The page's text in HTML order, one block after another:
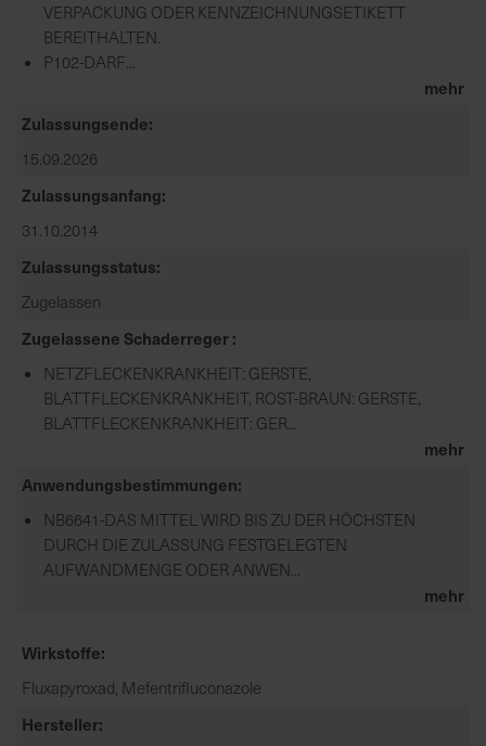
VERPACKUNG ODER KENNZEICHNUNGSETIKETT
BEREITHALTEN.
P102-DARF...
mehr
Zulassungsende
15.09.2026
Zulassungsanfang
31.10.2014
Zulassungsstatus
Zugelassen
Zugelassene Schaderreger
NETZFLECKENKRANKHEIT: GERSTE,
BLATTFLECKENKRANKHEIT, ROST-BRAUN: GERSTE,
BLATTFLECKENKRANKHEIT: GER...
mehr
Anwendungsbestimmungen
NB6641-DAS MITTEL WIRD BIS ZU DER HÖCHSTEN
DURCH DIE ZULASSUNG FESTGELEGTEN
AUFWANDMENGE ODER ANWEN...
mehr
Wirkstoffe
Fluxapyroxad, Mefentrifluconazole
Hersteller